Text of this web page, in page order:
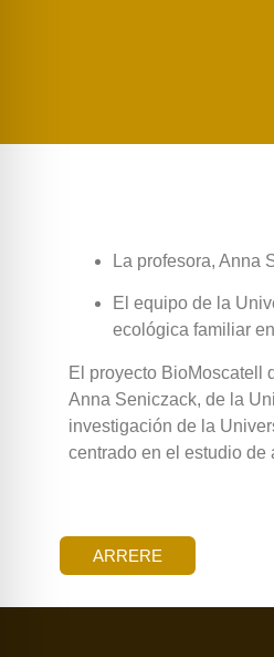
La profesora, Anna
El equipo de la
ecológica familiar
El proyecto BioMoscatell
Anna Seniczack, de la
investigación de la
centrado en el estudio de
ARRERE